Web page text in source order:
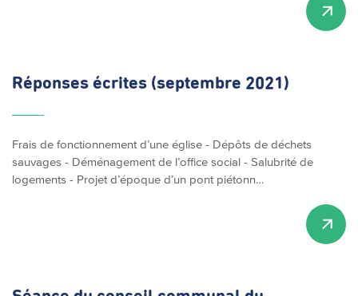
Réponses écrites (septembre 2021)
Frais de fonctionnement d’une église - Dépôts de déchets
sauvages - Déménagement de l’office social - Salubrité de
logements - Projet d’époque d’un pont piétonn…